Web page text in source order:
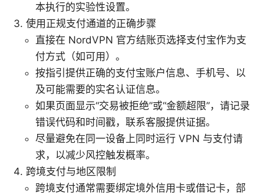
本执行的实验性设置。
使用正规支付通道的正确步骤
直接在 NordVPN 官方结账页选择支付宝作为支
付方式（如可用）。
按指引提供正确的支付宝账户信息、手机号、以
及可能需要的实名认证信息。
如果页面显示“交易被拒绝”或“金额超限”，请记录
错误代码和时间戳，联系客服提供证据。
尽量避免在同一设备上同时运行 VPN 与支付请
求，以减少风控触发概率。
跨境支付与地区限制
跨境支付通常需要绑定境外信用卡或借记卡，部